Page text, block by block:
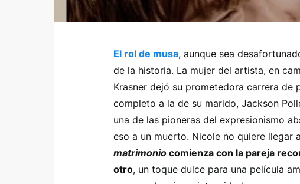
El rol de musa, aunque sea
de la historia. La mujer del artista, en
Krasner dejó su prometedora carrera
completo a la de su marido, Jackson
una de las pioneras del expresionismo
eso a un muerto. Nicole no quiere llegar
matrimonio comienza con la pareja
otro, un toque dulce para una película